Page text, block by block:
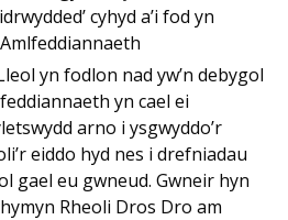
cyhyd a’i fod yn
yn fodlon nad yw’n debygol
yn cael ei
arno i ysgwyddo’r
eiddo hyd nes i drefniadau
gael eu gwneud. Gwneir hyn
Rheoli Dros Dro am